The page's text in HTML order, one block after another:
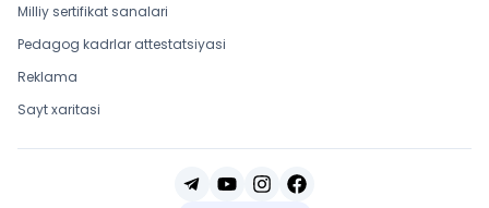
Milliy sertifikat sanalari
Pedagog kadrlar attestatsiyasi
Reklama
Sayt xaritasi